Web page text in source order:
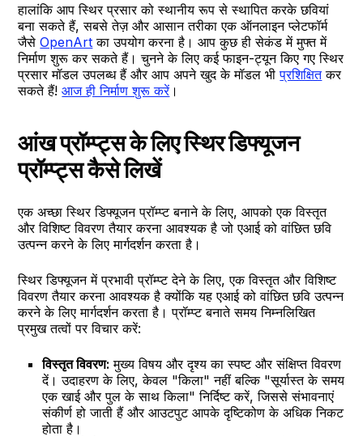
हालांकि आप स्थिर प्रसार को स्थानीय रूप से स्थापित करके छवियां
बना सकते हैं, सबसे तेज़ और आसान तरीका एक ऑनलाइन प्लेटफॉर्म
जैसेOpenArt का उपयोग करना है। आप कुछ ही सेकंड में मुफ्त में
निर्माण शुरू कर सकते हैं। चुनने के लिए कई फाइन-ट्यून किए गए स्थिर
प्रसार मॉडल उपलब्ध हैं और आप अपने खुद के मॉडल भीप्रशिक्षितकर
सकते हैं!आज ही निर्माण शुरू करें।
आंख प्रॉम्प्ट्स के लिए स्थिर डिफ्यूजन
प्रॉम्प्ट्स कैसे लिखें
एक अच्छा स्थिर डिफ्यूजन प्रॉम्प्ट बनाने के लिए, आपको एक विस्तृत
और विशिष्ट विवरण तैयार करना आवश्यक है जो एआई को वांछित छवि
उत्पन्न करने के लिए मार्गदर्शन करता है।
स्थिर डिफ्यूजन में प्रभावी प्रॉम्प्ट देने के लिए, एक विस्तृत और विशिष्ट
विवरण तैयार करना आवश्यक है क्योंकि यह एआई को वांछित छवि उत्पन्न
करने के लिए मार्गदर्शन करता है। प्रॉम्प्ट बनाते समय निम्नलिखित
प्रमुख तत्वों पर विचार करें:
विस्तृत विवरण: मुख्य विषय और दृश्य का स्पष्ट और संक्षिप्त विवरण
दें। उदाहरण के लिए, केवल "किला" नहीं बल्कि "सूर्यास्त के समय
एक खाई और पुल के साथ किला" निर्दिष्ट करें, जिससे संभावनाएं
संकीर्ण हो जाती हैं और आउटपुट आपके दृष्टिकोण के अधिक निकट
होता है।